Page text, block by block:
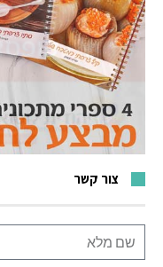
צור קשר